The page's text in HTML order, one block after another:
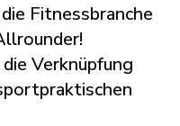
Fitnessbranche
Verknüpfung